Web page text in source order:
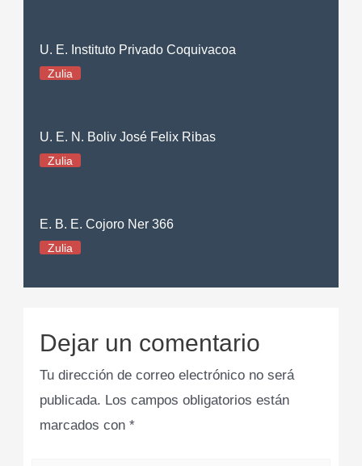
U. E. Instituto Privado Coquivacoa
Zulia
U. E. N. Boliv José Felix Ribas
Zulia
E. B. E. Cojoro Ner 366
Zulia
Dejar un comentario
Tu dirección de correo electrónico no será
publicada. Los campos obligatorios están
marcados con*